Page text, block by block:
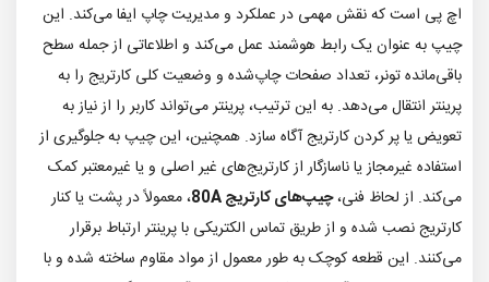
اچ پی است که نقش مهمی در عملکرد و مدیریت چاپ ایفا می‌کند. این
چیپ به عنوان یک رابط هوشمند عمل می‌کند و اطلاعاتی از جمله سطح
باقی‌مانده تونر، تعداد صفحات چاپ‌شده و وضعیت کلی کارتریج را به
پرینتر انتقال می‌دهد. به این ترتیب، پرینتر می‌تواند کاربر را از نیاز به
تعویض یا پر کردن کارتریج آگاه سازد. همچنین، این چیپ به جلوگیری از
استفاده غیرمجاز یا ناسازگار از کارتریج‌های غیر اصلی و یا غیرمعتبر کمک
می‌کند. از لحاظ فنی،چیپ‌های کارتریج 80A
، معمولاً در پشت یا کنار
کارتریج نصب شده و از طریق تماس الکتریکی با پرینتر ارتباط برقرار
می‌کنند. این قطعه کوچک به طور معمول از مواد مقاوم ساخته شده و با